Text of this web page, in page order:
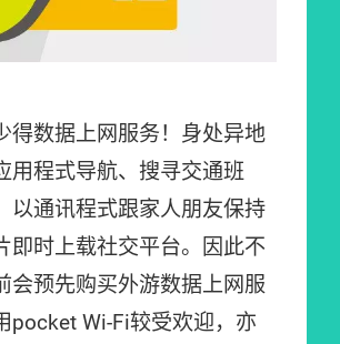
得数据上网服务！身处异地
用程式导航、搜寻交通班
以通讯程式跟家人朋友保持
即时上载社交平台。因此不
会预先购买外游数据上网服
pocket Wi-Fi较受欢迎，亦